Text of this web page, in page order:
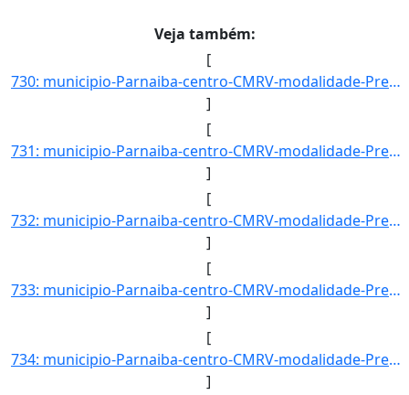
Veja também:
[
730: municipio-Parnaiba-centro-CMRV-modalidade-Presencial-convenio--selecao-SISU_COTA-cota-AA-1-sexo-M-uf]
]
[
731: municipio-Parnaiba-centro-CMRV-modalidade-Presencial-convenio--selecao-SISU_COTA-cota-AA-2-sexo-F-uf]
]
[
732: municipio-Parnaiba-centro-CMRV-modalidade-Presencial-convenio--selecao-SISU_COTA-cota-AA-2-sexo-M-uf]
]
[
733: municipio-Parnaiba-centro-CMRV-modalidade-Presencial-convenio--selecao-SISU_COTA-cota-AA-3-sexo-F-uf]
]
[
734: municipio-Parnaiba-centro-CMRV-modalidade-Presencial-convenio--selecao-SISU_COTA-cota-AA-3-sexo-M-uf]
]